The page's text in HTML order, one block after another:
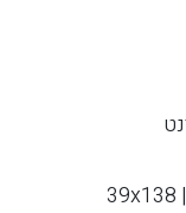
39x138